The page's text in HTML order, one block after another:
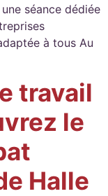
séance dédiée
à tous Au
travail
le
Halle